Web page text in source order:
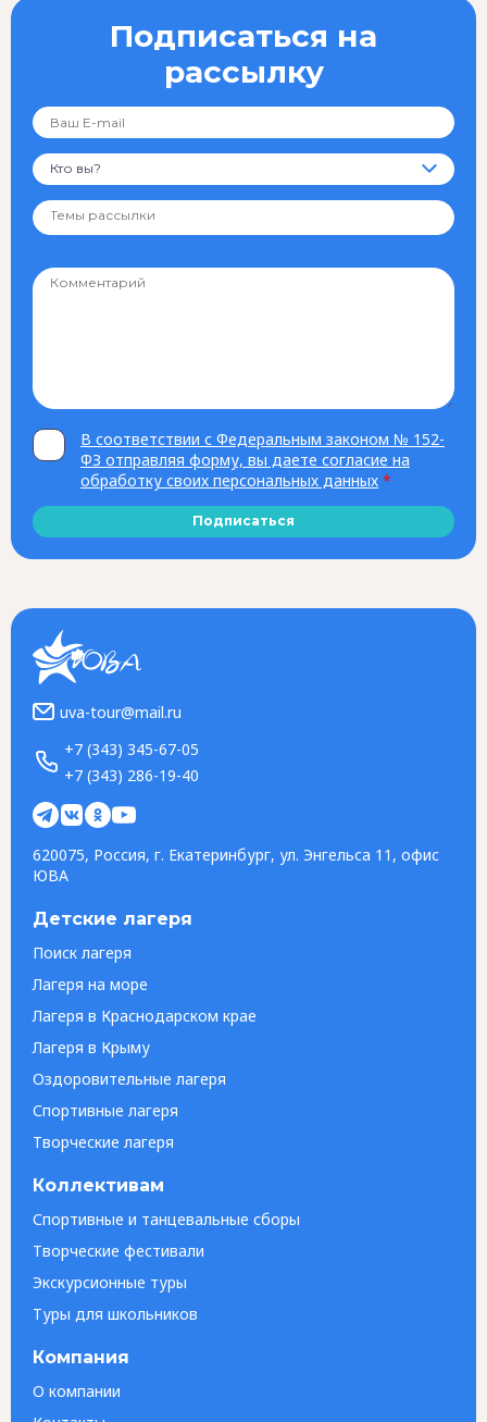
Подписаться на
рассылку
Кто вы?
В соответствии с Федеральным законом № 152-
ФЗ отправляя форму, вы даете согласие на
обработку своих персональных данных *
Подписаться
uva-tour@mail.ru
+7 (343) 345-67-05
+7 (343) 286-19-40
620075, Россия, г. Екатеринбург, ул. Энгельса 11, офис
ЮВА
Детские лагеря
Поиск лагеря
Лагеря на море
Лагеря в Краснодарском крае
Лагеря в Крыму
Оздоровительные лагеря
Спортивные лагеря
Творческие лагеря
Коллективам
Спортивные и танцевальные сборы
Творческие фестивали
Экскурсионные туры
Туры для школьников
Компания
О компании